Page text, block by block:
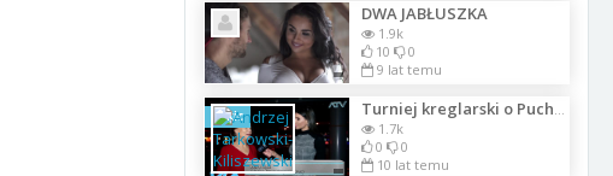
DWA JABŁUSZKA
1.9k
10
0
9 lat temu
Szkic
Turniej kreglarski o Puchar Prezesa w Klubie Integracji Europejskiej v 2
1.7k
0
0
10 lat temu